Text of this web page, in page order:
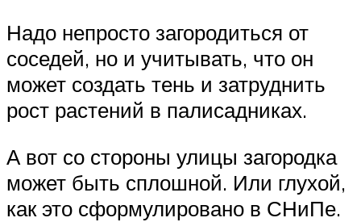
Надо непросто загородиться от
соседей, но и учитывать, что он
может создать тень и затруднить
рост растений в палисадниках.
А вот со стороны улицы загородка
может быть сплошной. Или глухой,
как это сформулировано в СНиПе.